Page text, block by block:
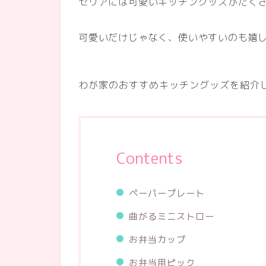
可愛いだけじゃなく、使いやすいのも嬉
わが家のおすすめキッチングッズを紹介
Contents
ペーパープレート
曲がるミニストロー
お弁当カップ
お弁当用ピック